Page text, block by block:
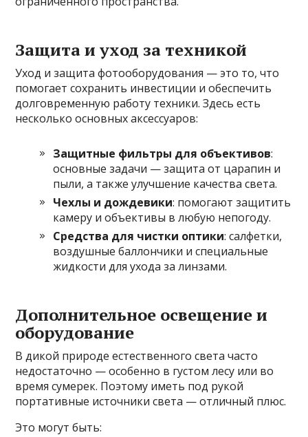
Защита и уход за техникой
Уход и защита фотооборудования — это то, что
помогает сохранить инвестиции и обеспечить
долговременную работу техники. Здесь есть
несколько основных аксессуаров:
Защитные фильтры для объективов:
основные задачи — защита от царапин и
пыли, а также улучшение качества света.
Чехлы и дождевики: помогают защитить
камеру и объективы в любую непогоду.
Средства для чистки оптики: салфетки,
воздушные баллончики и специальные
жидкости для ухода за линзами.
Дополнительное освещение и
оборудование
В дикой природе естественного света часто
недостаточно — особенно в густом лесу или во
время сумерек. Поэтому иметь под рукой
портативные источники света — отличный плюс.
Это могут быть: